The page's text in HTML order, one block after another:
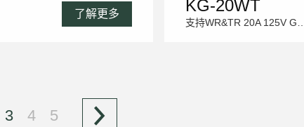
了解更多 KG-20WT
3 4 5